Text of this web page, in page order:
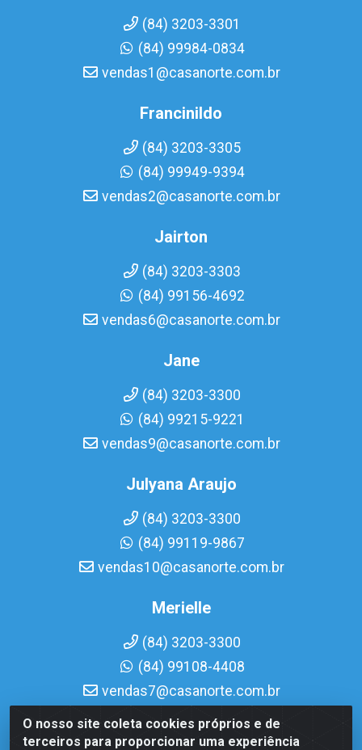
O nosso site coleta cookies próprios e de
terceiros para proporcionar uma experiência
(84) 3203-3301
(84) 99984-0834
vendas1@casanorte.com.br
Francinildo
(84) 3203-3305
(84) 99949-9394
vendas2@casanorte.com.br
Jairton
(84) 3203-3303
(84) 99156-4692
vendas6@casanorte.com.br
Jane
(84) 3203-3300
(84) 99215-9221
vendas9@casanorte.com.br
Julyana Araujo
(84) 3203-3300
(84) 99119-9867
vendas10@casanorte.com.br
Merielle
(84) 3203-3300
(84) 99108-4408
vendas7@casanorte.com.br
Casa Norte LTDA - Av. Interventor Mário Câmara, 1815 -